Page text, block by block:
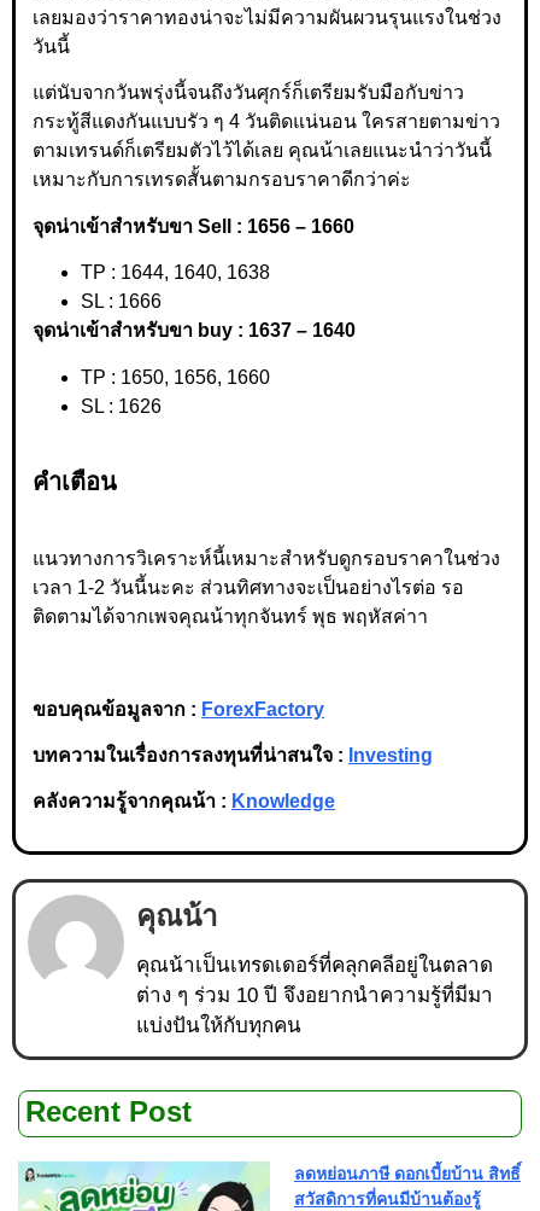
เลยมองว่าราคาทองน่าจะไม่มีความผันผวนรุนแรงในช่วง
วันนี้
แต่นับจากวันพรุ่งนี้จนถึงวันศุกร์ก็เตรียมรับมือกับข่าว
กระทู้สีแดงกันแบบรัว ๆ 4 วันติดแน่นอน ใครสายตามข่าว
ตามเทรนด์ก็เตรียมตัวไว้ได้เลย คุณน้าเลยแนะนำว่าวันนี้
เหมาะกับการเทรดสั้นตามกรอบราคาดีกว่าค่ะ
จุดน่าเข้าสำหรับขา Sell : 1656 – 1660
TP : 1644, 1640, 1638
SL : 1666
จุดน่าเข้าสำหรับขา buy : 1637 – 1640
TP : 1650, 1656, 1660
SL : 1626
คำเตือน
แนวทางการวิเคราะห์นี้เหมาะสำหรับดูกรอบราคาในช่วง
เวลา 1-2 วันนี้นะคะ ส่วนทิศทางจะเป็นอย่างไรต่อ รอ
ติดตามได้จากเพจคุณน้าทุกจันทร์ พุธ พฤหัสค่าา
ขอบคุณข้อมูลจาก : ForexFactory
บทความในเรื่องการลงทุนที่น่าสนใจ : Investing
คลังความรู้จากคุณน้า : Knowledge
คุณน้า
คุณน้าเป็นเทรดเดอร์ที่คลุกคลีอยู่ในตลาด
ต่าง ๆ ร่วม 10 ปี จึงอยากนำความรู้ที่มีมา
แบ่งปันให้กับทุกคน
Recent Post
ลดหย่อนภาษี ดอกเบี้ยบ้าน สิทธิ์
สวัสดิการที่คนมีบ้านต้องรู้